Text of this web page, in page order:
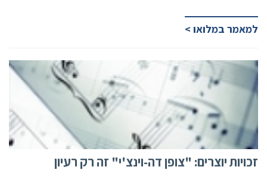
למאמר במלואו >
זכויות יוצרים: "צופן דה-וינצ'י" זה רק רעיון